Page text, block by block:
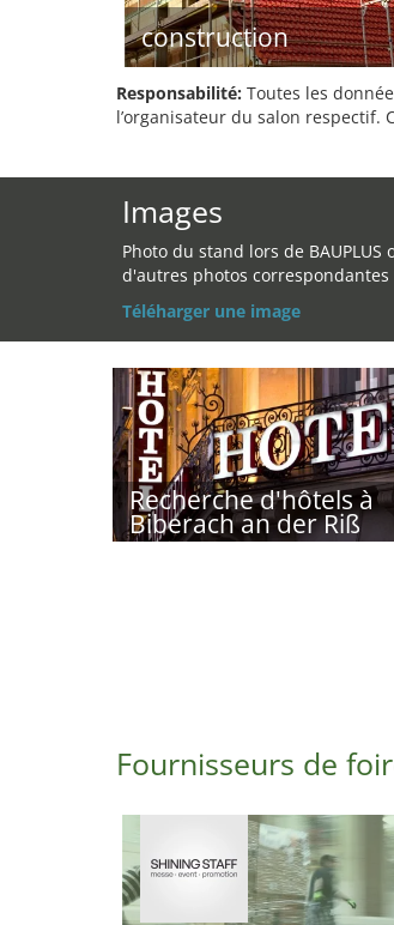
construction
Responsabilité: Toutes les
l’organisateur du salon respectif.
Images
Photo du stand lors de BAUPLUS
d'autres photos correspondantes
Téléharger une image
Recherche d'hôtels à
Biberach an der Riß
Fournisseurs de